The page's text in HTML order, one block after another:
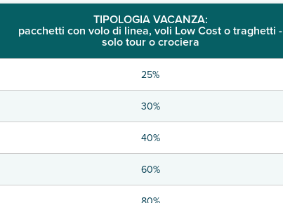
TIPOLOGIA VACANZA:
pacchetti con volo di linea, voli Low Cost o traghetti -
solo tour o crociera
25%
30%
40%
60%